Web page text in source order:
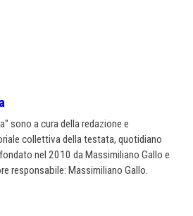
sono a cura della redazione e
collettiva della testata, quotidiano
nel 2010 da Massimiliano Gallo e
responsabile: Massimiliano Gallo.